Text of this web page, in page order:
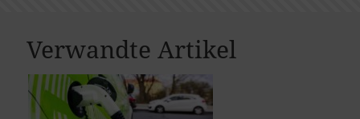
Verwandte Artikel